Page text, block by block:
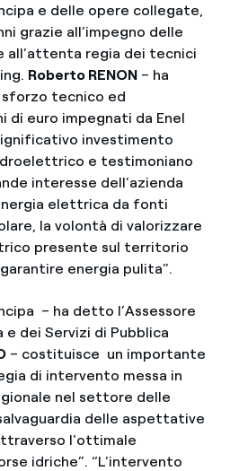
e delle opere collegate,
grazie all’impegno delle
all’attenta regia dei tecnici
Roberto RENON– ha
tecnico ed
di euro impegnati da Enel
investimento
e testimoniano
interesse dell’azienda
elettrica da fonti
la volontà di valorizzare
presente sul territorio
energia pulita”.
– ha detto l’Assessore
e dei Servizi di Pubblica
– costituisce un importante
di intervento messa in
nel settore delle
delle aspettative
l'ottimale
idriche”. “L'intervento